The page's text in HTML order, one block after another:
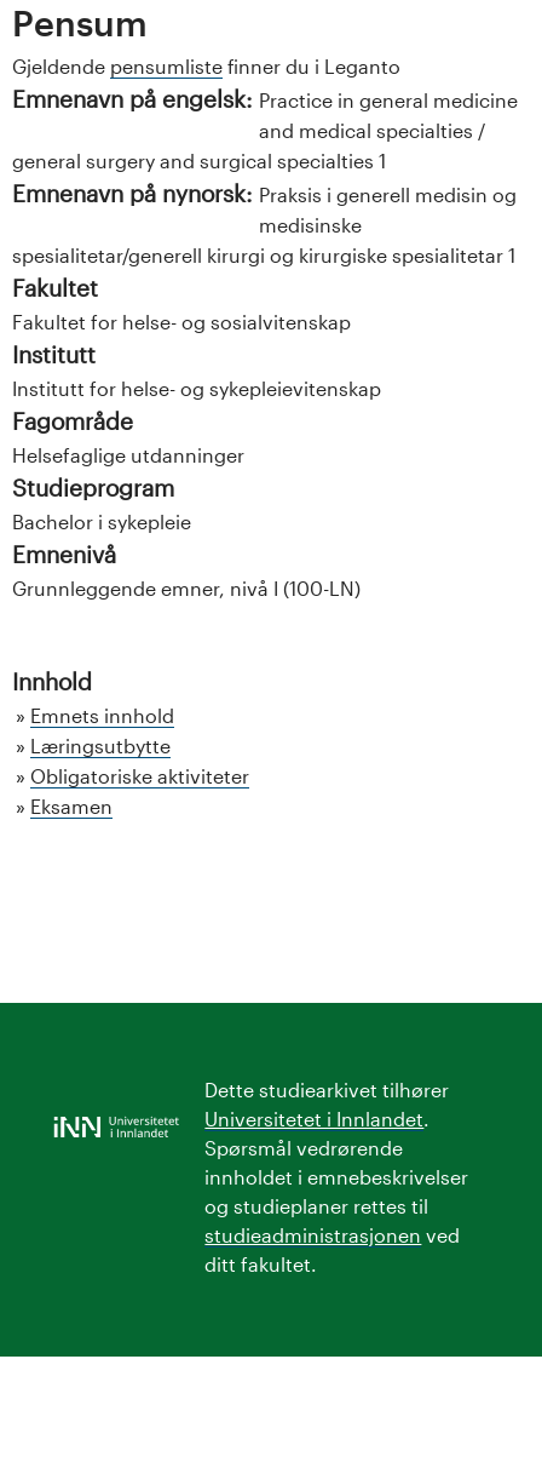
Pensum
Gjeldende pensumliste finner du i Leganto
Emnenavn på engelsk: Practice in general medicine
and medical specialties /
general surgery and surgical specialties 1
Emnenavn på nynorsk: Praksis i generell medisin og
medisinske
spesialitetar/generell kirurgi og kirurgiske spesialitetar 1
Fakultet
Fakultet for helse- og sosialvitenskap
Institutt
Institutt for helse- og sykepleievitenskap
Fagområde
Helsefaglige utdanninger
Studieprogram
Bachelor i sykepleie
Emnenivå
Grunnleggende emner, nivå I (100-LN)
Innhold
Emnets innhold
Læringsutbytte
Obligatoriske aktiviteter
Eksamen
Dette studiearkivet tilhører
Universitetet i Innlandet
Spørsmål vedrørende
innholdet i emnebeskrivelser
og studieplaner rettes til
studieadministrasjonen ved
ditt fakultet.